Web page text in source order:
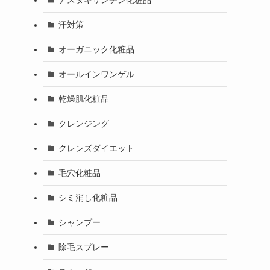
汗対策
オーガニック化粧品
オールインワンゲル
乾燥肌化粧品
クレンジング
クレンズダイエット
毛穴化粧品
シミ消し化粧品
シャンプー
除毛スプレー